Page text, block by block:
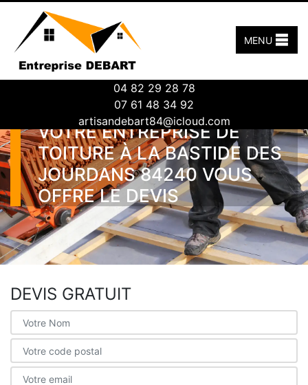
04 82 29 28 78
07 61 48 34 92
artisandebart84@icloud.com
MENU
VOTRE ENTREPRISE DE
TOITURE À LA BASTIDE DES
JOURDANS 84240 VOUS
OFFRE LE DEVIS
DEVIS GRATUIT